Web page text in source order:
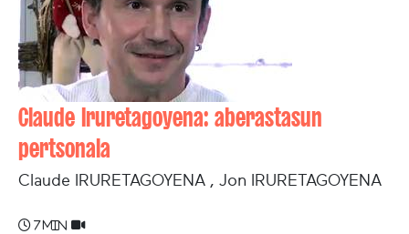
Claude Iruretagoyena: aberastasun
pertsonala
Claude IRURETAGOYENA , Jon IRURETAGOYENA
7 min